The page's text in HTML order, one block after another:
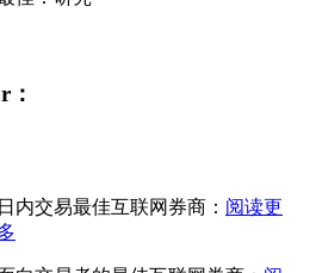
日内交易最佳互联网券商： 阅读更